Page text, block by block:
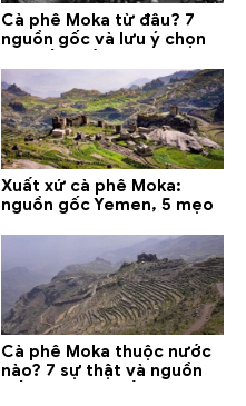
Cà phê Moka từ đâu? 7
nguồn gốc và lưu ý chọn
Xuất xứ cà phê Moka:
nguồn gốc Yemen, 5 mẹo
Cà phê Moka thuộc nước
nào? 7 sự thật và nguồn